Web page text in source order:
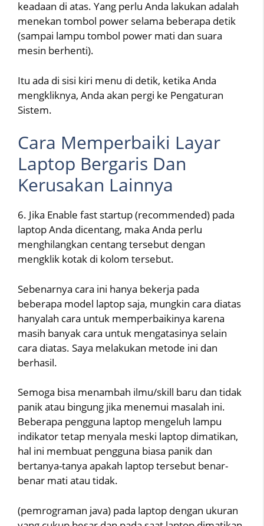
keadaan di atas. Yang perlu Anda lakukan adalah
menekan tombol power selama beberapa detik
(sampai lampu tombol power mati dan suara
mesin berhenti).
Itu ada di sisi kiri menu di detik, ketika Anda
mengkliknya, Anda akan pergi ke Pengaturan
Sistem.
Cara Memperbaiki Layar
Laptop Bergaris Dan
Kerusakan Lainnya
6. Jika Enable fast startup (recommended) pada
laptop Anda dicentang, maka Anda perlu
menghilangkan centang tersebut dengan
mengklik kotak di kolom tersebut.
Sebenarnya cara ini hanya bekerja pada
beberapa model laptop saja, mungkin cara diatas
hanyalah cara untuk memperbaikinya karena
masih banyak cara untuk mengatasinya selain
cara diatas. Saya melakukan metode ini dan
berhasil.
Semoga bisa menambah ilmu/skill baru dan tidak
panik atau bingung jika menemui masalah ini.
Beberapa pengguna laptop mengeluh lampu
indikator tetap menyala meski laptop dimatikan,
hal ini membuat pengguna biasa panik dan
bertanya-tanya apakah laptop tersebut benar-
benar mati atau tidak.
(pemrograman java) pada laptop dengan ukuran